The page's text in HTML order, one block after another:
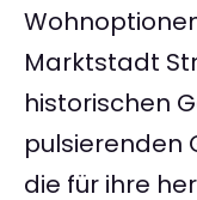
Marktstadt
historischen
pulsierenden
die für ihre